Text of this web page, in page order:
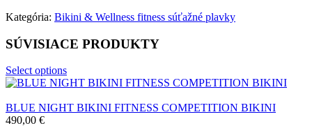
Kategória: Bikini & Wellness fitness súťažné plavky
SÚVISIACE PRODUKTY
Select options
BLUE NIGHT BIKINI FITNESS COMPETITION BIKINI
490,00 €